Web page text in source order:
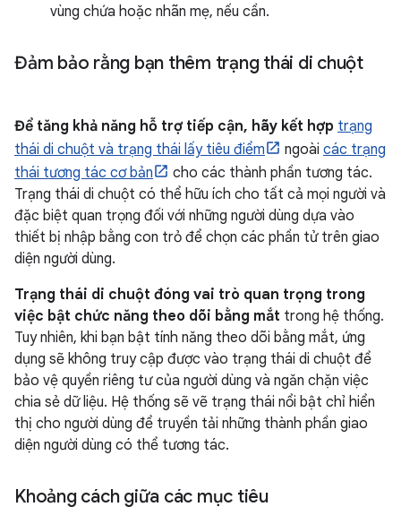
vùng chứa hoặc nhãn mẹ, nếu cần.
Đảm bảo rằng bạn thêm trạng thái di chuột
Để tăng khả năng hỗ trợ tiếp cận, hãy kết hợp trạng
thái di chuột và trạng thái lấy tiêu điểm
ngoài các trạng
thái tương tác cơ bản
cho các thành phần tương tác.
Trạng thái di chuột có thể hữu ích cho tất cả mọi người và
đặc biệt quan trọng đối với những người dùng dựa vào
thiết bị nhập bằng con trỏ để chọn các phần tử trên giao
diện người dùng.
Trạng thái di chuột đóng vai trò quan trọng trong
việc bật chức năng theo dõi bằng mắt trong hệ thống.
Tuy nhiên, khi bạn bật tính năng theo dõi bằng mắt, ứng
dụng sẽ không truy cập được vào trạng thái di chuột để
bảo vệ quyền riêng tư của người dùng và ngăn chặn việc
chia sẻ dữ liệu. Hệ thống sẽ vẽ trạng thái nổi bật chỉ hiển
thị cho người dùng để truyền tải những thành phần giao
diện người dùng có thể tương tác.
Khoảng cách giữa các mục tiêu